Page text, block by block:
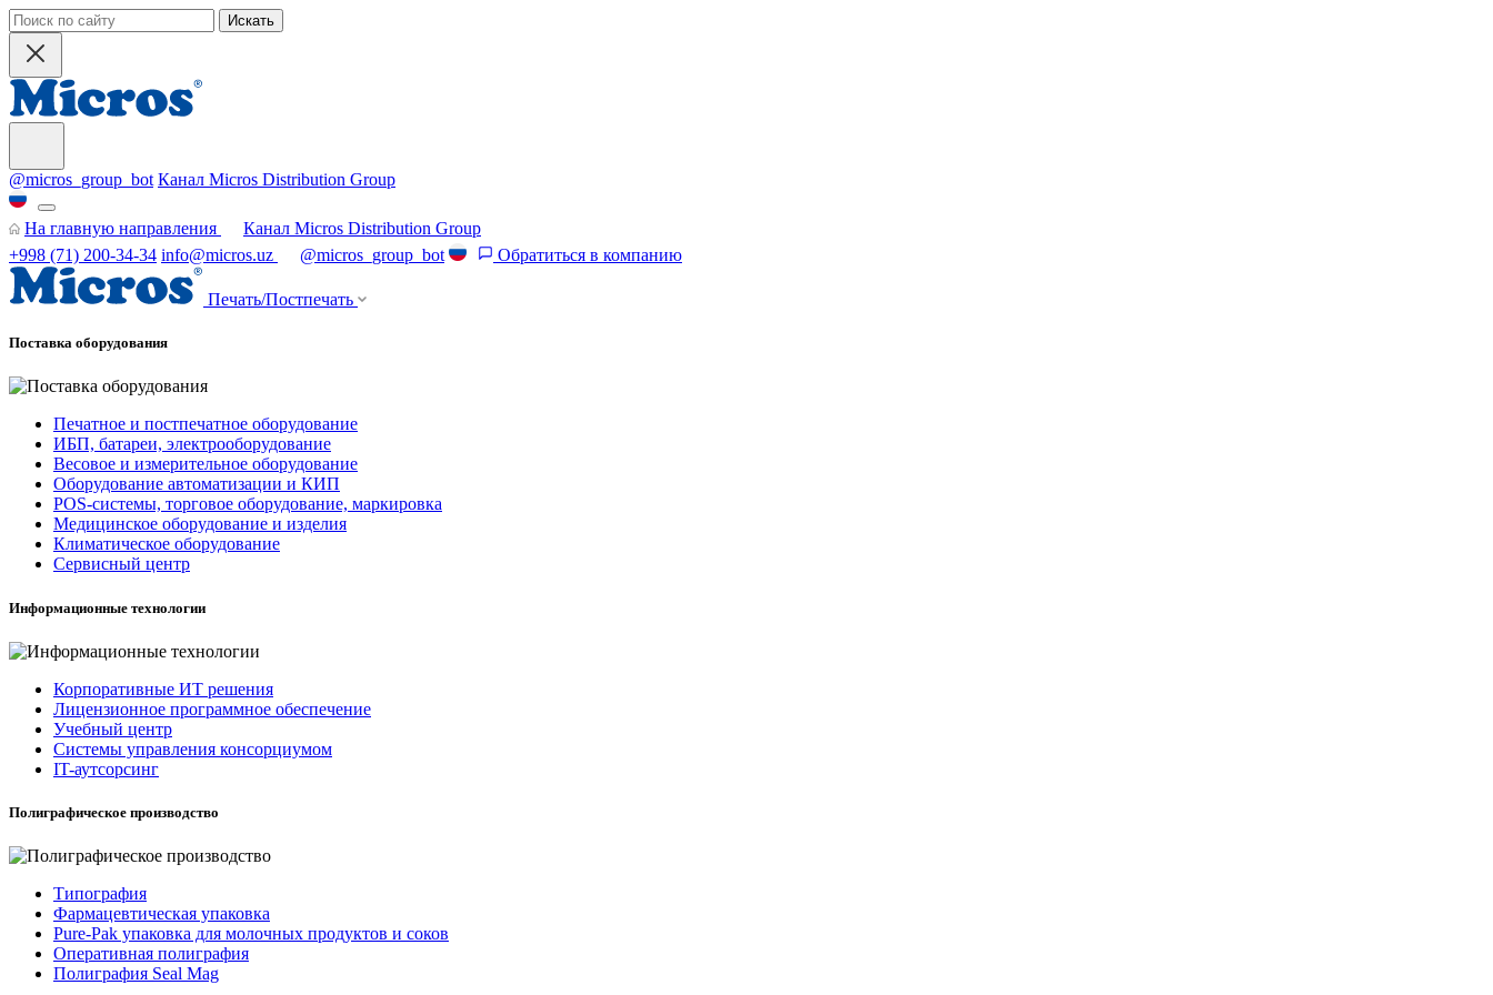
Искать
@micros_group_bot Канал Micros Distribution Group
На главную направления
Канал Micros Distribution Group
+998 (71) 200-34-34 info@micros.uz @micros_group_bot Обратиться в компанию
Печать/Постпечать
Поставка оборудования
Печатное и постпечатное оборудование
ИБП, батареи, электрооборудование
Весовое и измерительное оборудование
Оборудование автоматизации и КИП
POS-системы, торговое оборудование, маркировка
Медицинское оборудование и изделия
Климатическое оборудование
Сервисный центр
Информационные технологии
Корпоративные ИТ решения
Лицензионное программное обеспечение
Учебный центр
Системы управления консорциумом
IT-аутсорсинг
Полиграфическое производство
Типография
Фармацевтическая упаковка
Pure-Pak упаковка для молочных продуктов и соков
Оперативная полиграфия
Полиграфия Seal Mag